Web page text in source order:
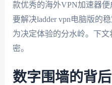
款优秀的海外VPN加速器
要解决ladder vpn电脑版的
为决定体验的分水岭。下
密。
数字围墙的背